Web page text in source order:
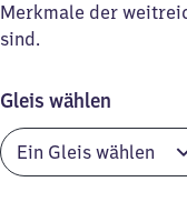
Merkmale der
sind.
Gleis wählen